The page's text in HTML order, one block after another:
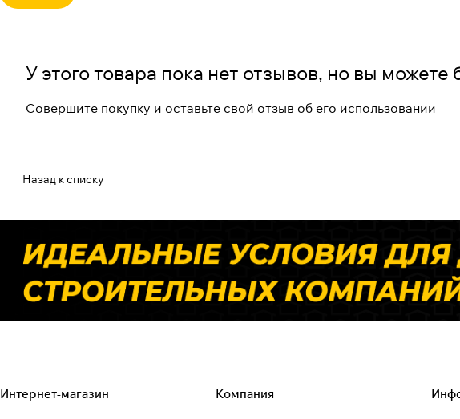
У этого товара пока нет отзывов, но вы
Совершите покупку и оставьте свой отзыв об его использовании
Назад к списку
Интернет-магазин Компания